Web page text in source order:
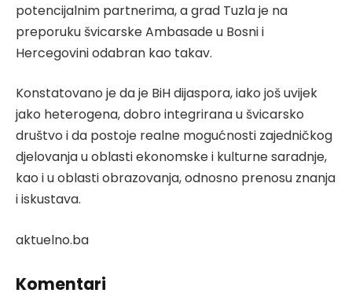
potencijalnim partnerima, a grad Tuzla je na
preporuku švicarske Ambasade u Bosni i
Hercegovini odabran kao takav.
Konstatovano je da je BiH dijaspora, iako još uvijek
jako heterogena, dobro integrirana u švicarsko
društvo i da postoje realne mogućnosti zajedničkog
djelovanja u oblasti ekonomske i kulturne saradnje,
kao i u oblasti obrazovanja, odnosno prenosu znanja
i iskustava.
aktuelno.ba
Komentari